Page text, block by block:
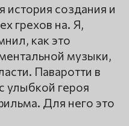
создания и
грехов на. Я,
как это
музыки,
Паваротти в
улыбкой героя
Для него это